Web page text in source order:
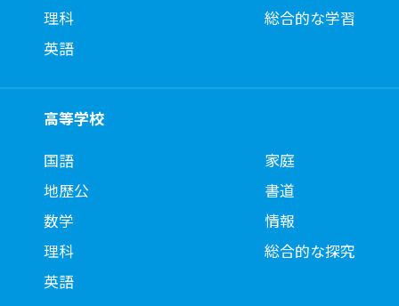
理科
英語
総合的な学習
高等学校
国語
地歴公
数学
理科
英語
家庭
書道
情報
総合的な探究